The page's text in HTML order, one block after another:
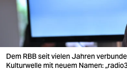
verlag
verlag
veranstaltungen
Dem RBB seit vielen Jahren
Kulturwelle mit neuem Namen: